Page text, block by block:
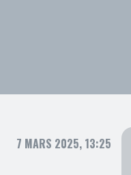
7 MARS 2025, 13:25